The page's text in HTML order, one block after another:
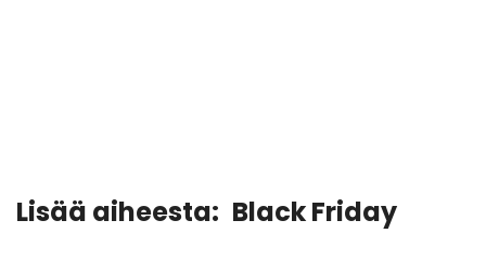
Lisää aiheesta: Black Friday